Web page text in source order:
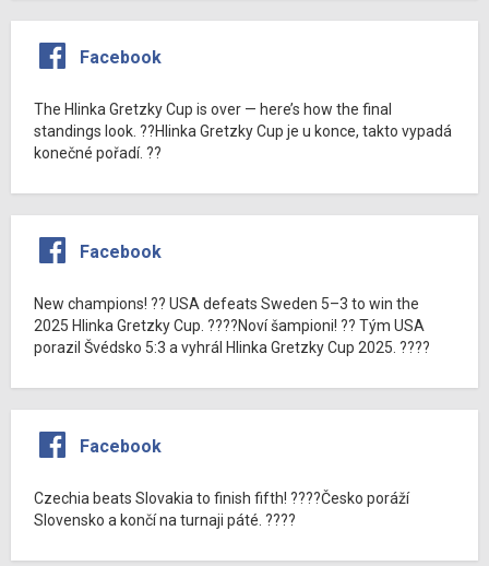
Facebook
The Hlinka Gretzky Cup is over — here’s how the final
standings look. ??Hlinka Gretzky Cup je u konce, takto vypadá
konečné pořadí. ??
Facebook
New champions! ?? USA defeats Sweden 5–3 to win the
2025 Hlinka Gretzky Cup. ????Noví šampioni! ?? Tým USA
porazil Švédsko 5:3 a vyhrál Hlinka Gretzky Cup 2025. ????
Facebook
Czechia beats Slovakia to finish fifth! ????Česko poráží
Slovensko a končí na turnaji páté. ????